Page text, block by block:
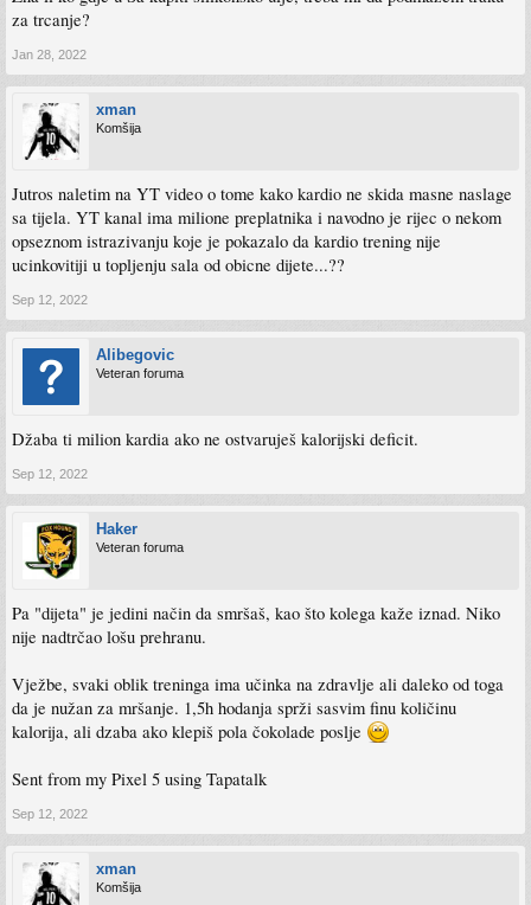
za trcanje?
Jan 28, 2022
xman
Komšija
Jutros naletim na YT video o tome kako kardio ne skida masne naslage
sa tijela. YT kanal ima milione preplatnika i navodno je rijec o nekom
opseznom istrazivanju koje je pokazalo da kardio trening nije
ucinkovitiji u topljenju sala od obicne dijete...??
Sep 12, 2022
Alibegovic
Veteran foruma
Džaba ti milion kardia ako ne ostvaruješ kalorijski deficit.
Sep 12, 2022
Haker
Veteran foruma
Pa "dijeta" je jedini način da smršaš, kao što kolega kaže iznad. Niko
nije nadtrčao lošu prehranu.
Vježbe, svaki oblik treninga ima učinka na zdravlje ali daleko od toga
da je nužan za mršanje. 1,5h hodanja sprži sasvim finu količinu
kalorija, ali dzaba ako klepiš pola čokolade poslje
Sent from my Pixel 5 using Tapatalk
Sep 12, 2022
xman
Komšija